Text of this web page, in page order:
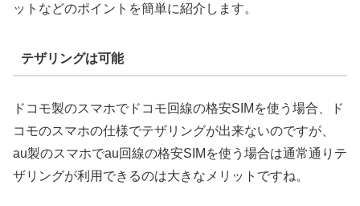
ットなどのポイントを簡単に紹介します。
テザリングは可能
ドコモ製のスマホでドコモ回線の格安SIMを使う場合、ド
コモのスマホの仕様でテザリングが出来ないのですが、
au製のスマホでau回線の格安SIMを使う場合は通常通りテ
ザリングが利用できるのは大きなメリットですね。